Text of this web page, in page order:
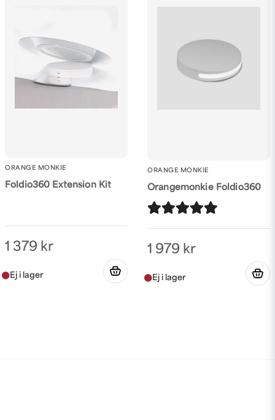
ORANGE MONKIE
Foldio360 Extension Kit
1 379 kr
ORANGE MONKIE
Orangemonkie Foldio360
1 979 kr